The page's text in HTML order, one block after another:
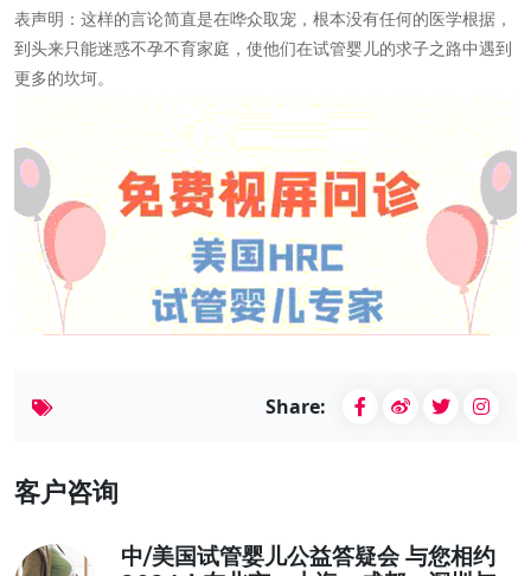
表声明：这样的言论简直是在哗众取宠，根本没有任何的医学根据，
到头来只能迷惑不孕不育家庭，使他们在试管婴儿的求子之路中遇到
更多的坎坷。
Share:
客户咨询
中/美国试管婴儿公益答疑会 与您相约